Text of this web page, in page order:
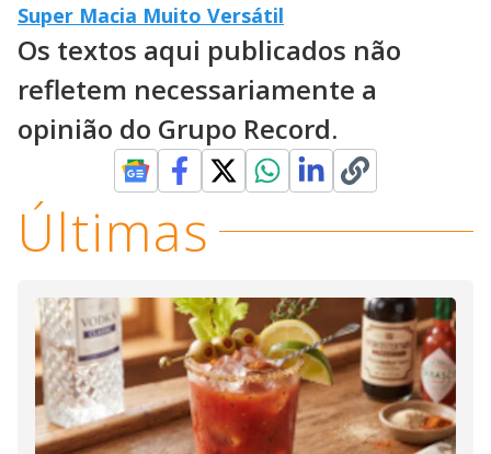
Super Macia Muito Versátil
Os textos aqui publicados não
refletem necessariamente a
opinião do Grupo Record.
Últimas